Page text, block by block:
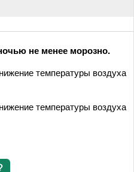
не менее морозно.
температуры воздуха
температуры воздуха